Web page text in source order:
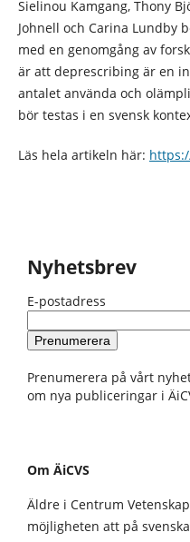
Sielinou Kamgang, Thony
Johnell och Carina Lundby
med en genomgång av
är att deprescribing är en
antalet använda och
bör testas i en svensk
Läs hela artikeln här:
Nyhetsbrev
E-postadress
Prenumerera på vårt
om nya publiceringar i
Om ÄiCVS
Äldre i Centrum
möjligheten att på